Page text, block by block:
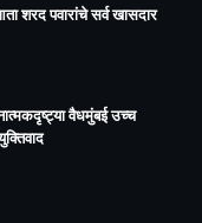
शरद पवारांचे सर्व खासदार
वैधमुंबई उच्च